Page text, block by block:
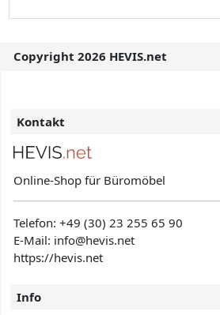
Copyright 2026 HEVIS.net
Kontakt
Online-Shop für Büromöbel
Telefon:+49 (30) 23 255 65 90
E-Mail: info@hevis.net
https://hevis.net
Info